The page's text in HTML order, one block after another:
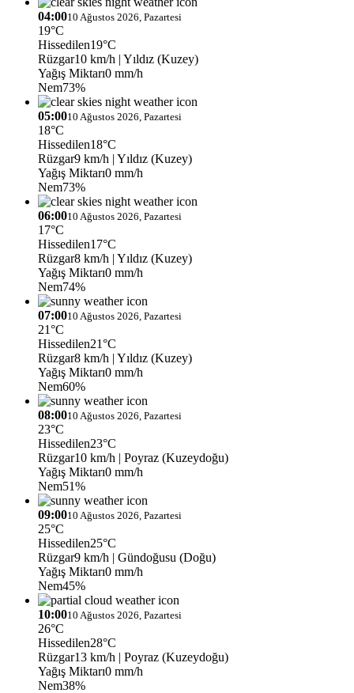
04:0010 Ağustos 2026, Pazartesi
19°C
Hissedilen19°C
Rüzgar10 km/h | Yıldız (Kuzey)
Yağış Miktarı0 mm/h
Nem73%
05:0010 Ağustos 2026, Pazartesi
18°C
Hissedilen18°C
Rüzgar9 km/h | Yıldız (Kuzey)
Yağış Miktarı0 mm/h
Nem73%
06:0010 Ağustos 2026, Pazartesi
17°C
Hissedilen17°C
Rüzgar8 km/h | Yıldız (Kuzey)
Yağış Miktarı0 mm/h
Nem74%
07:0010 Ağustos 2026, Pazartesi
21°C
Hissedilen21°C
Rüzgar8 km/h | Yıldız (Kuzey)
Yağış Miktarı0 mm/h
Nem60%
08:0010 Ağustos 2026, Pazartesi
23°C
Hissedilen23°C
Rüzgar10 km/h | Poyraz (Kuzeydoğu)
Yağış Miktarı0 mm/h
Nem51%
09:0010 Ağustos 2026, Pazartesi
25°C
Hissedilen25°C
Rüzgar9 km/h | Gündoğusu (Doğu)
Yağış Miktarı0 mm/h
Nem45%
10:0010 Ağustos 2026, Pazartesi
26°C
Hissedilen28°C
Rüzgar13 km/h | Poyraz (Kuzeydoğu)
Yağış Miktarı0 mm/h
Nem38%